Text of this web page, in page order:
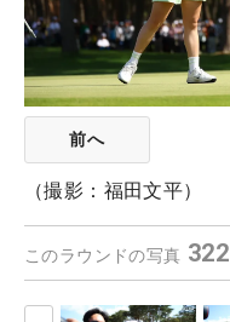
前へ
（撮影：福田文平）
このラウンドの写真 322